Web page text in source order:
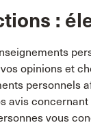
:
opinions et
personnels
avis
vous